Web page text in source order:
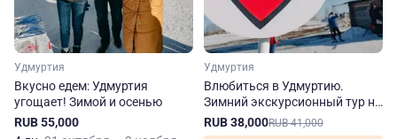
Удмуртия
Вкусно едем: Удмуртия
угощает! Зимой и осенью
RUB 55,000
Удмуртия
Влюбиться в Удмуртию.
Зимний экскурсионный тур на
3 дня
RUB 38,000RUB 41,000